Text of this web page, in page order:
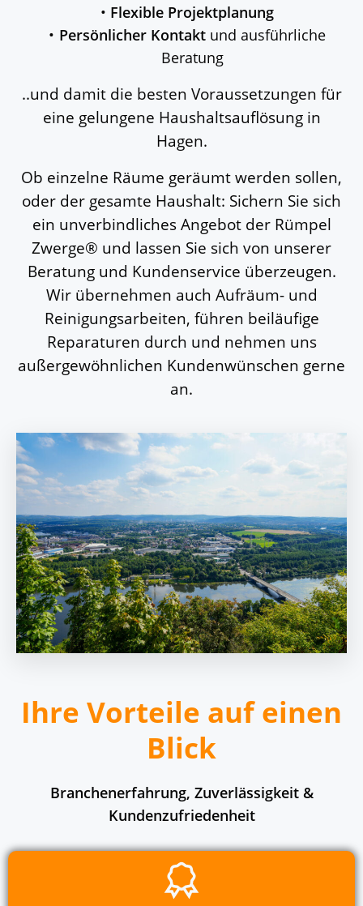
Flexible Projektplanung
Persönlicher Kontaktund ausführliche
Beratung
..und damit die besten Voraussetzungen für
eine gelungene Haushaltsauflösung in
Hagen.
Ob einzelne Räume geräumt werden sollen,
oder der gesamte Haushalt: Sichern Sie sich
ein unverbindliches Angebot der Rümpel
Zwerge® und lassen Sie sich von unserer
Beratung und Kundenservice überzeugen.
Wir übernehmen auch Aufräum- und
Reinigungsarbeiten, führen beiläufige
Reparaturen durch und nehmen uns
außergewöhnlichen Kundenwünschen gerne
an.
Ihre Vorteile auf einen
Blick
Branchenerfahrung, Zuverlässigkeit &
Kundenzufriedenheit